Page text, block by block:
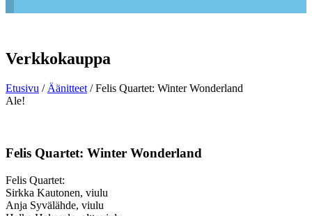
Verkkokauppa
Etusivu / Äänitteet / Felis Quartet: Winter Wonderland
Ale!
Felis Quartet: Winter Wonderland
Felis Quartet:
Sirkka Kautonen, viulu
Anja Syvälähde, viulu